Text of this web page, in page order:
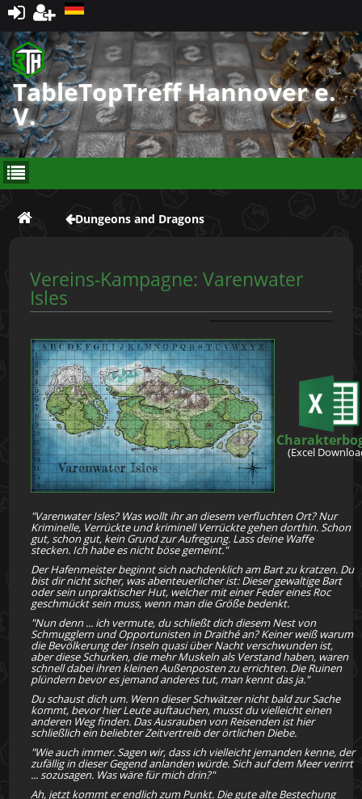
Registrieren
TableTopTreff Hannover e.
V.
Dungeons and Dragons
Vereins-Kampagne: Varenwater
Isles
(Excel
"Varenwater Isles? Was wollt ihr an diesem verfluchten Ort? Nur
Kriminelle, Verrückte und kriminell Verrückte gehen dorthin. Schon
gut, schon gut, kein Grund zur Aufregung. Lass deine Waffe
stecken. Ich habe es nicht böse gemeint."
Der Hafenmeister beginnt sich nachdenklich am Bart zu kratzen. Du
bist dir nicht sicher, was abenteuerlicher ist: Dieser gewaltige Bart
oder sein unpraktischer Hut, welcher mit einer Feder eines Roc
geschmückt sein muss, wenn man die Größe bedenkt.
"Nun denn ... ich vermute, du schließt dich diesem Nest von
Schmugglern und Opportunisten in Draithé an? Keiner weiß warum
die Bevölkerung der Inseln quasi über Nacht verschwunden ist,
aber diese Schurken, die mehr Muskeln als Verstand haben, waren
schnell dabei ihren kleinen Außenposten zu errichten. Die Ruinen
plündern bevor es jemand anderes tut, man kennt das ja."
Du schaust dich um. Wenn dieser Schwätzer nicht bald zur Sache
kommt, bevor hier Leute auftauchen, musst du vielleicht einen
anderen Weg finden. Das Ausrauben von Reisenden ist hier
schließlich ein beliebter Zeitvertreib der örtlichen Diebe.
"Wie auch immer. Sagen wir, dass ich vielleicht jemanden kenne, der
zufällig in dieser Gegend anlanden würde. Sich auf dem Meer verirrt
... sozusagen. Was wäre für mich drin?"
Ah, jetzt kommt er endlich zum Punkt. Die gute alte Bestechung